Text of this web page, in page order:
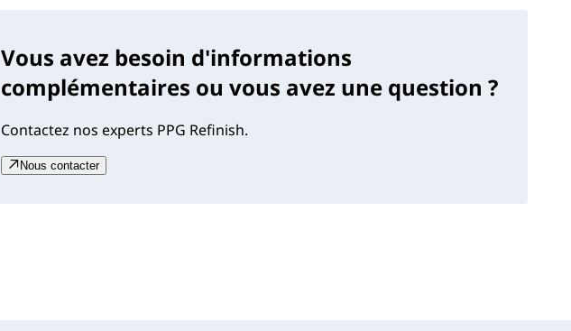
Vous avez besoin d'informations
complémentaires ou vous avez une question ?
Contactez nos experts PPG Refinish.
Nous contacter